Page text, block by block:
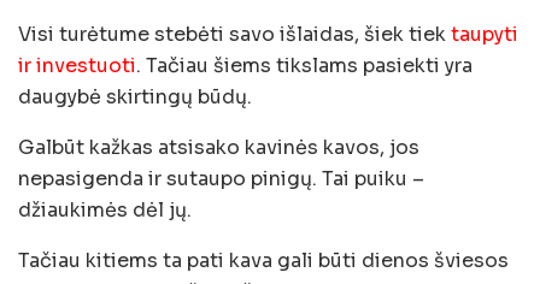
Visi turėtume stebėti savo išlaidas, šiek tiektaupyti
ir investuoti. Tačiau šiems tikslams pasiekti yra
daugybė skirtingų būdų.
Galbūt kažkas atsisako kavinės kavos, jos
nepasigenda ir sutaupo pinigų. Tai puiku –
džiaukimės dėl jų.
Tačiau kitiems ta pati kava gali būti dienos šviesos